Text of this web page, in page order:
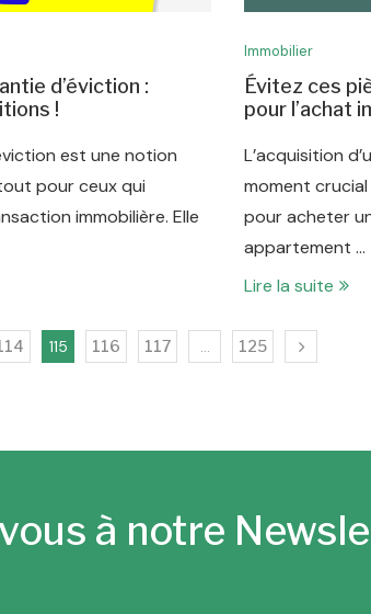
d’éviction :
!
est une notion
pour ceux qui
immobilière. Elle
Immobilier
Évitez ces
pour l’achat
L’acquisition
moment
pour acheter
appartement …
Lire la suite
115 116 117 … 125
à notre